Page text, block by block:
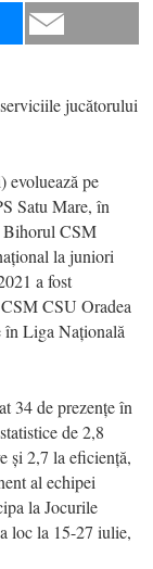
jucătorului
evoluează pe
Satu Mare, în
Bihorul CSM
la juniori
a fost
CSU Oradea
în Liga Națională
34 de prezențe în
de 2,8
și 2,7 la eficiență,
al echipei
la Jocurile
loc la 15-27 iulie,